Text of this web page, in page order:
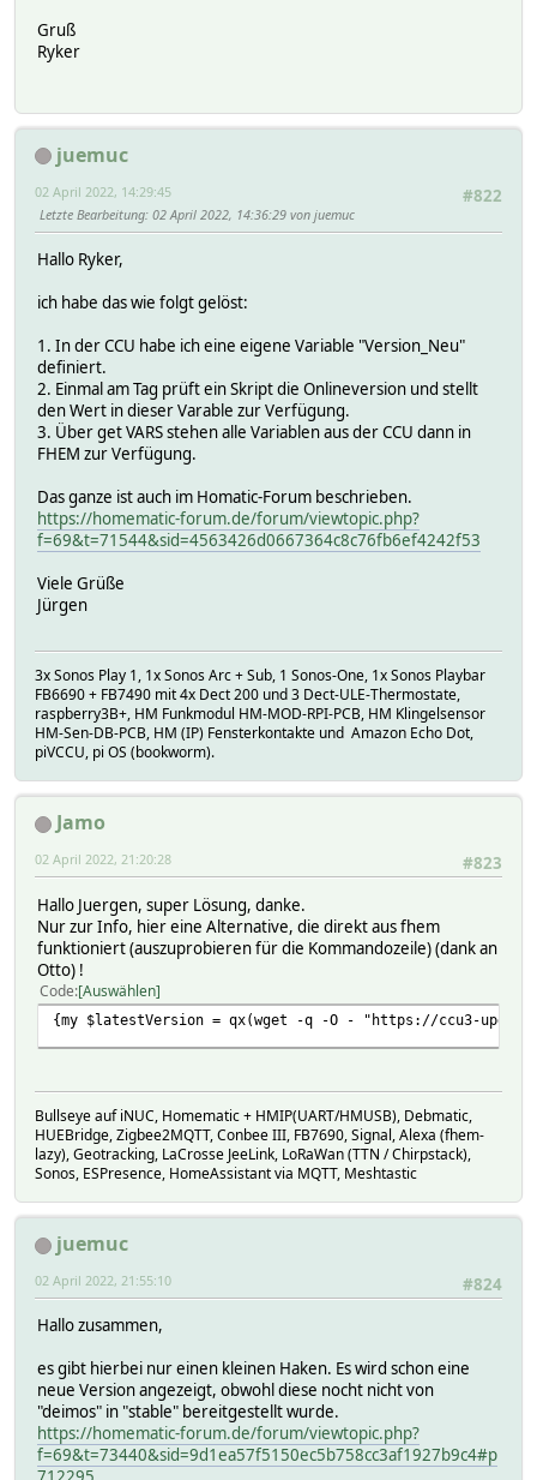
Gruß
Ryker
juemuc
#822
02 April 2022, 14:29:45
Letzte Bearbeitung: 02 April 2022, 14:36:29 von juemuc
Hallo Ryker,
ich habe das wie folgt gelöst:
1. In der CCU habe ich eine eigene Variable "Version_Neu"
definiert.
2. Einmal am Tag prüft ein Skript die Onlineversion und stellt
den Wert in dieser Varable zur Verfügung.
3. Über get VARS stehen alle Variablen aus der CCU dann in
FHEM zur Verfügung.
Das ganze ist auch im Homatic-Forum beschrieben.
https://homematic-forum.de/forum/viewtopic.php?
f=69&t=71544&sid=4563426d0667364c8c76fb6ef4242f53
Viele Grüße
Jürgen
3x Sonos Play 1, 1x Sonos Arc + Sub, 1 Sonos-One, 1x Sonos Playbar
FB6690 + FB7490 mit 4x Dect 200 und 3 Dect-ULE-Thermostate,
raspberry3B+, HM Funkmodul HM-MOD-RPI-PCB, HM Klingelsensor
HM-Sen-DB-PCB, HM (IP) Fensterkontakte und Amazon Echo Dot,
piVCCU, pi OS (bookworm).
Jamo
#823
02 April 2022, 21:20:28
Hallo Juergen, super Lösung, danke.
Nur zur Info, hier eine Alternative, die direkt aus fhem
funktioniert (auszuprobieren für die Kommandozeile) (dank an
Otto) !
Code Auswählen
{my $latestVersion = qx(wget -q -O - "https://ccu3-
Bullseye auf iNUC, Homematic + HMIP(UART/HMUSB), Debmatic,
HUEBridge, Zigbee2MQTT, Conbee III, FB7690, Signal, Alexa (fhem-
lazy), Geotracking, LaCrosse JeeLink, LoRaWan (TTN / Chirpstack),
Sonos, ESPresence, HomeAssistant via MQTT, Meshtastic
juemuc
#824
02 April 2022, 21:55:10
Hallo zusammen,
es gibt hierbei nur einen kleinen Haken. Es wird schon eine
neue Version angezeigt, obwohl diese nocht nicht von
"deimos" in "stable" bereitgestellt wurde.
https://homematic-forum.de/forum/viewtopic.php?
f=69&t=73440&sid=9d1ea57f5150ec5b758cc3af1927b9c4#p